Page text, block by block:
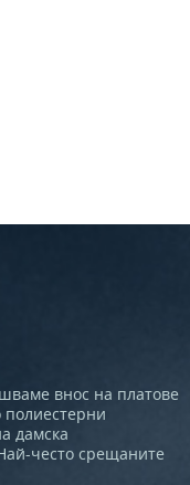
внос на платове
дамска
често срещаните